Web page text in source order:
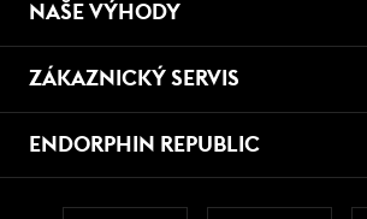
NAŠE VÝHODY
ZÁKAZNICKÝ SERVIS
ENDORPHIN REPUBLIC